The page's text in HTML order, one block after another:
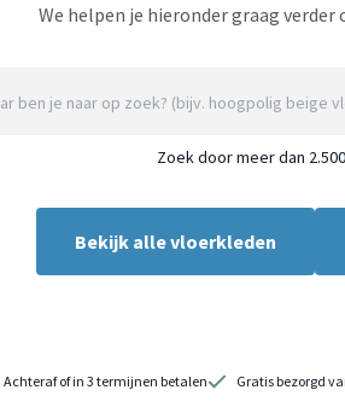
We helpen je hieronder graag
Zoek door meer dan
Bekijk alle vloerkleden
Achteraf of in 3 termijnen betalen Gratis bezorgd